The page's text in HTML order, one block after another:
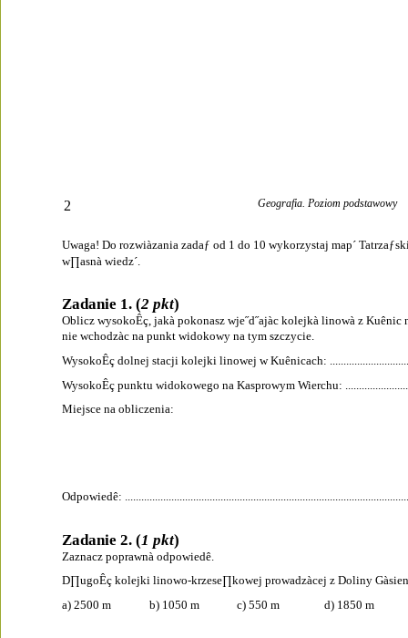
2 Geografia. Poziom podstawowy
Uwaga! Do rozwiàzania zadaƒ od 1 do 10 wykorzystaj map´
w∏asnà wiedz´.
Zadanie 1. (2 pkt)
Oblicz wysokoÊç, jakà pokonasz wje˝d˝ajàc kolejkà linowà z Kuênic
nie wchodzàc na punkt widokowy na tym szczycie.
WysokoÊç dolnej stacji kolejki linowej w Kuênicach:
WysokoÊç punktu widokowego na Kasprowym Wierchu:
Miejsce na obliczenia:
Odpowiedê:
Zadanie 2. (1 pkt)
Zaznacz poprawnà odpowiedê.
D∏ugoÊç kolejki linowo-krzese∏kowej prowadzàcej z Doliny
a) 2500 m
b) 1050 m c) 550 m d) 1850 m